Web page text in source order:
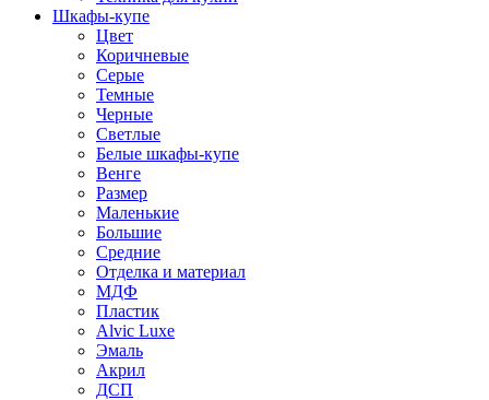
Шкафы-купе
Цвет
Коричневые
Серые
Темные
Черные
Светлые
Белые шкафы-купе
Венге
Размер
Маленькие
Большие
Средние
Отделка и материал
МДФ
Пластик
Alvic Luxe
Эмаль
Акрил
ДСП